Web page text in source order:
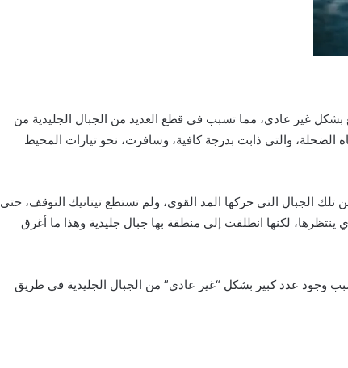
غير عادي، مما تسبب في قطع العديد من الجبال الجليدية من
الضحلة، والتي ذابت بدرجة كافية، وسافرت، نحو تيارات المحيط
الجبال التي حركها المد القوي، ولم تستطع تيتانيك التوقف، حتى
ينتظرها، لكنها انطلقت إلى منطقة بها جبال جليدية وهذا ما أغرق
وجود عدد كبير بشكل “غير عادي” من الجبال الجليدية في طريق